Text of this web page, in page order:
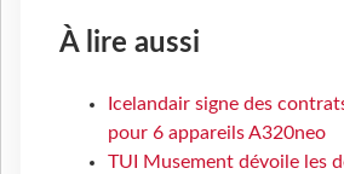
À lire aussi
Icelandair signe des
pour 6 appareils A320neo
TUI Musement dévoile les